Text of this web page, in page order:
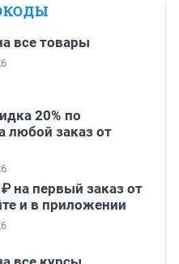
все товары
20% по
любой заказ от
на первый заказ от
и в приложении